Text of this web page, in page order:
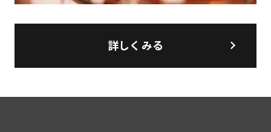
詳しくみる